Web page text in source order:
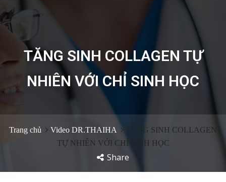
TĂNG SINH COLLAGEN TỰ
NHIÊN VỚI CHỈ SINH HỌC
Trang chủ Video DR.THAIHA
TĂNG SINH COLLAGEN
TỰ NHIÊN VỚI CHỈ SINH HỌC
Share